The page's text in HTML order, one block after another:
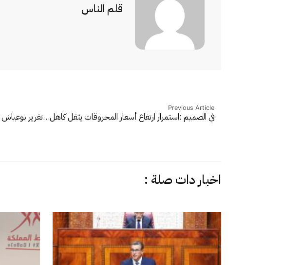
قلم الناس
Previous Article
في الصميم :استمرار ارتفاع أسعار المحروقات يثقل كاهل…تقرير
اخبار دات صلة :